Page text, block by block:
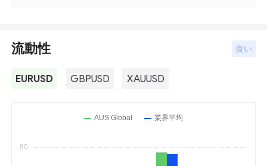
流動性 良い
EURUSD GBPUSD XAUUSD